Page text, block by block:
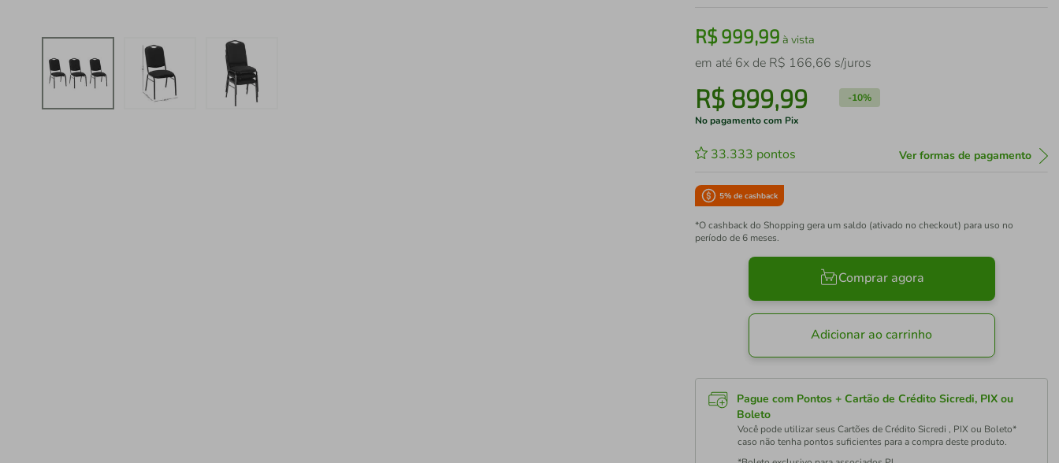
R$999,99 à vista
em até 6x de R$ 166,66 s/juros
R$ 899,99 -10%
No pagamento com Pix
33.333 pontos Ver formas de pagamento
5% de cashback
*O cashback do Shopping gera um saldo (ativado no checkout) para uso no
período de 6 meses.
Comprar agora
Adicionar ao carrinho
Pague com Pontos + Cartão de Crédito Sicredi, PIX ou
Boleto
Você pode utilizar seus Cartões de Crédito Sicredi , PIX ou Boleto*
caso não tenha pontos suficientes para a compra deste produto.